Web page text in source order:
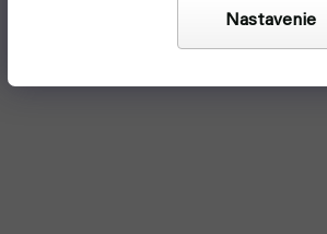
Nastavenie